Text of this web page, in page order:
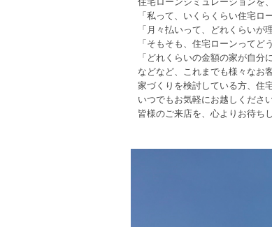
「私って、いくらくらい住宅ロ
「月々払いって、どれくらいが
「そもそも、住宅ローンってど
「どれくらいの金額の家が自分
などなど、これまでも様々なお
家づくりを検討している方、住
いつでもお気軽にお越しください
皆様のご来店を、心よりお待ち